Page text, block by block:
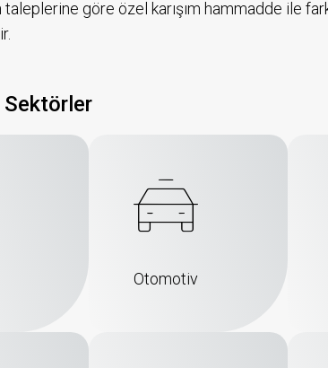
göre özel karışım hammadde ile
Sektörler
Otomotiv